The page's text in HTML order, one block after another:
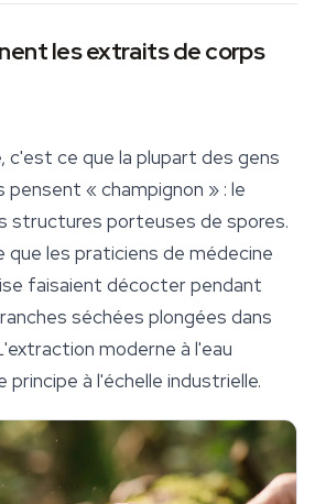
les extraits de corps
ce que la plupart des gens
pensent « champignon » : le
structures porteuses de spores.
que les praticiens de médecine
faisaient décocter pendant
séchées plongées dans
moderne à l'eau
principe à l'échelle industrielle.